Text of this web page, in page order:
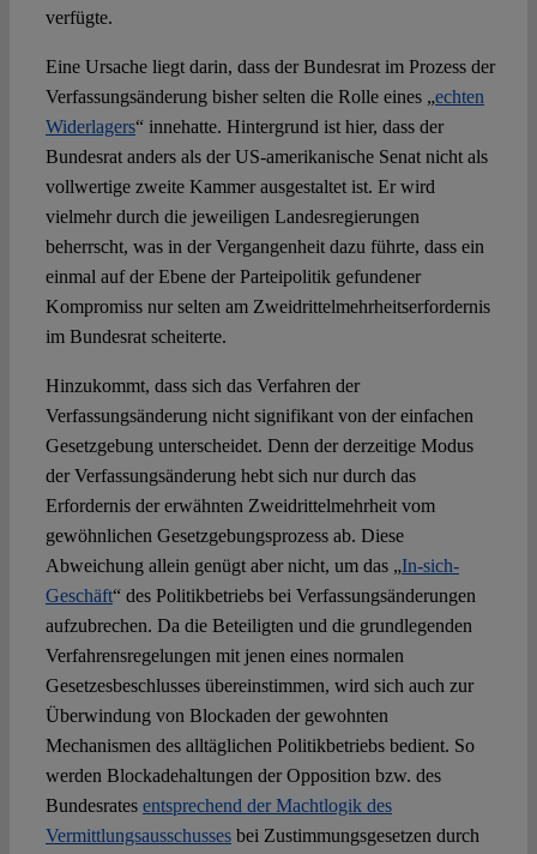
verfügte.
Eine Ursache liegt darin, dass der Bundesrat im Prozess der
Verfassungsänderung bisher selten die Rolle eines „echten
Widerlagers“ innehatte. Hintergrund ist hier, dass der
Bundesrat anders als der US-amerikanische Senat nicht als
vollwertige zweite Kammer ausgestaltet ist. Er wird
vielmehr durch die jeweiligen Landesregierungen
beherrscht, was in der Vergangenheit dazu führte, dass ein
einmal auf der Ebene der Parteipolitik gefundener
Kompromiss nur selten am Zweidrittelmehrheitserfordernis
im Bundesrat scheiterte.
Hinzukommt, dass sich das Verfahren der
Verfassungsänderung nicht signifikant von der einfachen
Gesetzgebung unterscheidet. Denn der derzeitige Modus
der Verfassungsänderung hebt sich nur durch das
Erfordernis der erwähnten Zweidrittelmehrheit vom
gewöhnlichen Gesetzgebungsprozess ab. Diese
Abweichung allein genügt aber nicht, um das „In-sich-
Geschäft“ des Politikbetriebs bei Verfassungsänderungen
aufzubrechen. Da die Beteiligten und die grundlegenden
Verfahrensregelungen mit jenen eines normalen
Gesetzesbeschlusses übereinstimmen, wird sich auch zur
Überwindung von Blockaden der gewohnten
Mechanismen des alltäglichen Politikbetriebs bedient. So
werden Blockadehaltungen der Opposition bzw. des
Bundesrates entsprechend der Machtlogik des
Vermittlungsausschussesbei Zustimmungsgesetzen durch